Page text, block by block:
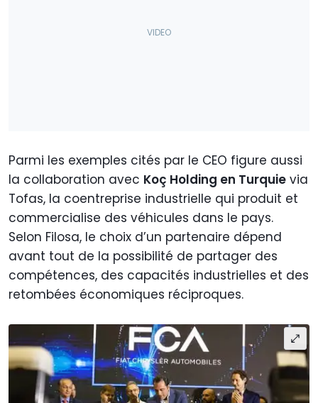
Parmi les exemples cités par le CEO figure aussi
la collaboration avec Koç Holding en Turquie via
Tofas, la coentreprise industrielle qui produit et
commercialise des véhicules dans le pays.
Selon Filosa, le choix d’un partenaire dépend
avant tout de la possibilité de partager des
compétences, des capacités industrielles et des
retombées économiques réciproques.